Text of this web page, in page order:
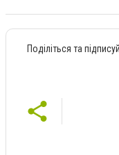
Поділіться та